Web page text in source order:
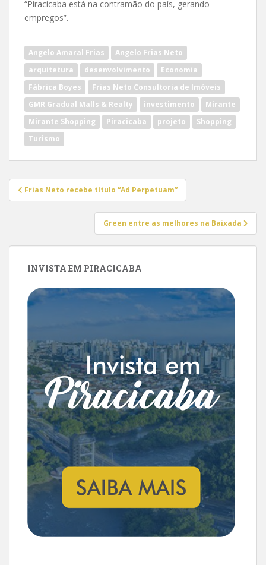
“Piracicaba está na contramão do país, gerando
empregos”.
Angelo Amaral Frias
Angelo Frias Neto
arquitetura
desenvolvimento
Economia
Fábrica Boyes
Frias Neto Consultoria de Imóveis
GMR Gradual Malls & Realty
investimento
Mirante
Mirante Shopping
Piracicaba projeto
Shopping
Turismo
Navegação
de
Frias Neto recebe título “Ad Perpetuam”
Green entre as melhores na Baixada
INVISTA EM PIRACICABA